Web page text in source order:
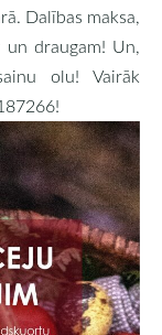
Dalības maksa,
draugam! Un,
olu! Vairāk